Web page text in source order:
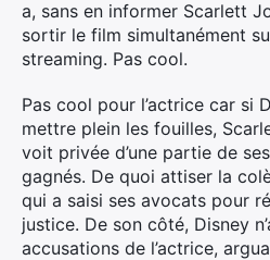
a, sans en informer Scarlett
sortir le film simultanément
streaming. Pas cool.
Pas cool pour l’actrice car si
mettre plein les fouilles,
voit privée d’une partie de
gagnés. De quoi attiser la
qui a saisi ses avocats pour
justice. De son côté, Disney
accusations de l’actrice,